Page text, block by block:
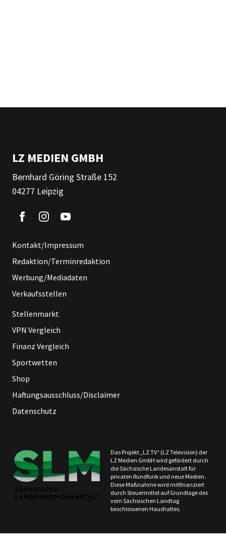
LZ MEDIEN GMBH
Bernhard Göring Straße 152
04277 Leipzig
Kontakt/Impressum
Redaktion/Terminredaktion
Werbung/Mediadaten
Verkaufsstellen
Stellenmarkt
VPN Vergleich
Finanz Vergleich
Sportwetten
Shop
Haftungsausschluss/Disclaimer
Datenschutz
Das Projekt „LZ TV“ (LZ Television) der
LZ Medien GmbH wird gefördert durch
die Sächsische Landesanstalt für
privaten Rundfunk und neue Medien.
Diese Maßnahme wird mitfinanziert
durch Steuermittel auf Grundlage des
vom Sächsischen Landtag
beschlossenen Haushaltes.